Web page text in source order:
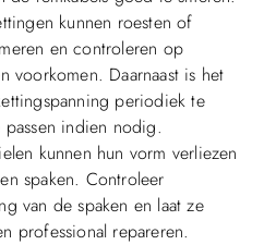
kunnen roesten of
en controleren op
voorkomen. Daarnaast is het
periodiek te
indien nodig.
kunnen hun vorm verliezen
spaken. Controleer
van de spaken en laat ze
professional repareren.